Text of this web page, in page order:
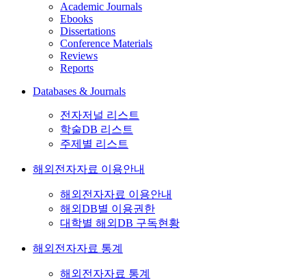
Academic Journals
Ebooks
Dissertations
Conference Materials
Reviews
Reports
Databases & Journals
전자저널 리스트
학술DB 리스트
주제별 리스트
해외전자자료 이용안내
해외전자자료 이용안내
해외DB별 이용권한
대학별 해외DB 구독현황
해외전자자료 통계
해외전자자료 통계